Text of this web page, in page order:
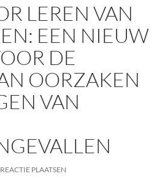
LEREN VAN
EEN NIEUW
DE
OORZAKEN
VAN
PLAATSEN